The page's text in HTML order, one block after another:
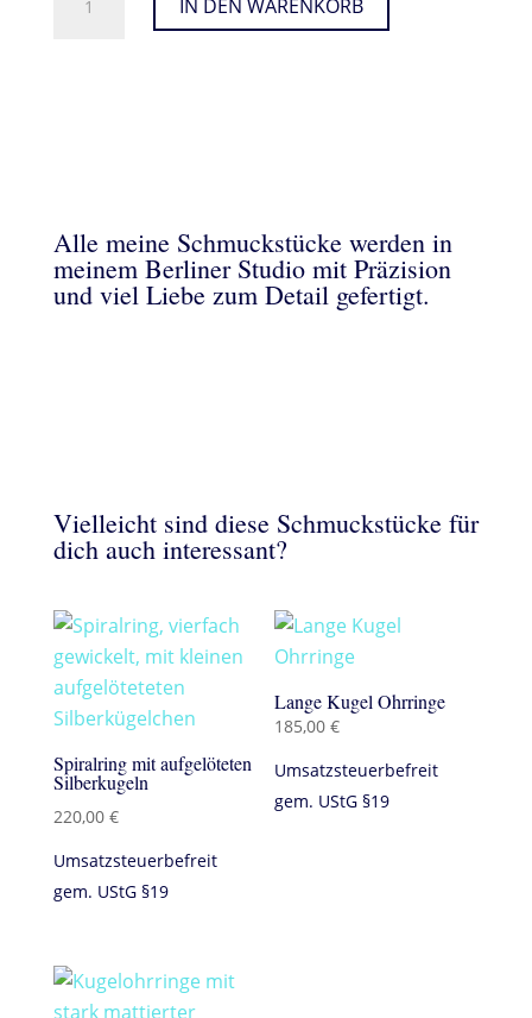
IN DEN WARENKORB
Alle meine Schmuckstücke werden in
meinem Berliner Studio mit Präzision
und viel Liebe zum Detail gefertigt.
Vielleicht sind diese Schmuckstücke für
dich auch interessant?
Spiralring mit aufgelöteten
Silberkugeln
220,00 €
Umsatzsteuerbefreit
gem. UStG §19
Lange Kugel Ohrringe
185,00€
Umsatzsteuerbefreit
gem. UStG §19